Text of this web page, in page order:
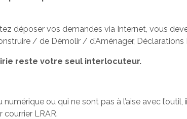
déposer vos demandes via Internet, vous
/ de Démolir / d’Aménager,
reste votre seul interlocuteur.
ou qui ne sont pas à l’aise avec l’outil,
courrier LRAR.